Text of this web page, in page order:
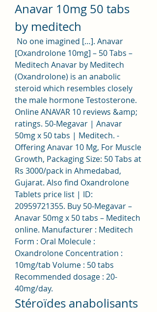
Anavar 10mg 50 tabs
by meditech
[Oxandrolone 10mg] – 50 Tabs –
Meditech Anavar by Meditech
(Oxandrolone) is an anabolic
steroid which resembles closely
the male hormone Testosterone.
Online ANAVAR 10 reviews &amp;
ratings. 50-Megavar | Anavar
50mg x 50 tabs | Meditech. -
Offering Anavar 10 Mg, For Muscle
Growth, Packaging Size: 50 Tabs at
Rs 3000/pack in Ahmedabad,
Gujarat. Also find Oxandrolone
Tablets price list | ID:
20959721355. Buy 50-Megavar –
Anavar 50mg x 50 tabs – Meditech
online. Manufacturer : Meditech
Form : Oral Molecule :
Oxandrolone Concentration :
10mg/tab Volume : 50 tabs
Recommended dosage : 20-
40mg/day.
Stéroïdes anabolisants